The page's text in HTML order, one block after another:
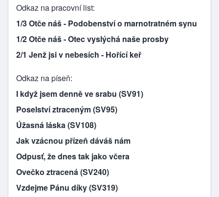
Odkaz na pracovní list
1/3 Otče náš - Podobenství o marnotratném synu
1/2 Otče náš - Otec vyslýchá naše prosby
2/1 Jenž jsi v nebesích - Hořící keř
Odkaz na píseň
I když jsem denně ve srabu (SV91)
Poselství ztraceným (SV95)
Úžasná láska (SV108)
Jak vzácnou přízeň dáváš nám
Odpusť, že dnes tak jako včera
Ovečko ztracená (SV240)
Vzdejme Pánu díky (SV319)